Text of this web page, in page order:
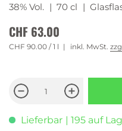
38% Vol. | 70 cl |
CHF 63.00
CHF 90.00 / 1 l inkl. MwSt.
Lieferbar | 195 auf